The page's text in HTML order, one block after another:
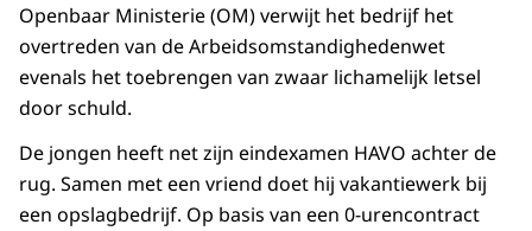
Openbaar Ministerie (OM) verwijt het bedrijf het
overtreden van de Arbeidsomstandighedenwet
evenals het toebrengen van zwaar lichamelijk letsel
door schuld.
De jongen heeft net zijn eindexamen HAVO achter de
rug. Samen met een vriend doet hij vakantiewerk bij
een opslagbedrijf. Op basis van een 0-urencontract